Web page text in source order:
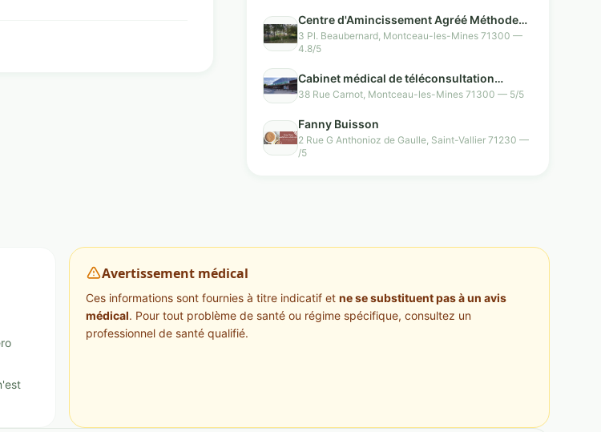
Centre d'Amincissement Agréé Méthode
Laurand
3 Pl. Beaubernard, Montceau-les-Mines 71300 —
4.8/5
Cabinet médical de téléconsultation
Tessan
38 Rue Carnot, Montceau-les-Mines 71300 — 5/5
Fanny Buisson
2 Rue G Anthonioz de Gaulle, Saint-Vallier 71230 —
/5
Avertissement médical
Ces informations sont fournies à titre indicatif et ne se substituent pas à un avis
médical. Pour tout problème de santé ou régime spécifique, consultez un
professionnel de santé qualifié.